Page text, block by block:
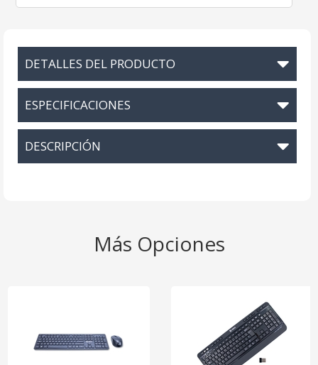
DETALLES DEL PRODUCTO
ESPECIFICACIONES
DESCRIPCIÓN
Más Opciones